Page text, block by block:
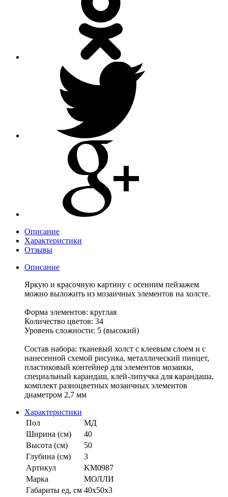
Описание
Характеристики
Отзывы
Описание
Яркую и красочную картину с осенним пейзажем
можно выложить из мозаичных элементов на холсте.
Форма элементов: круглая
Количество цветов: 34
Уровень сложности: 5 (высокий)
Состав набора: тканевый холст с клеевым слоем и с
нанесенной схемой рисунка, металлический пинцет,
пластиковый контейнер для элементов мозаики,
специальный карандаш, клей-липучка для карандаша,
комплект разноцветных мозаичных элементов
диаметром 2,7 мм
Характеристики
Пол
МД
Ширина (см)
40
Высота (см)
50
Глубина (см)
3
Артикул
KM0987
Марка
МОЛЛИ
Габариты ед, см 40х50х3